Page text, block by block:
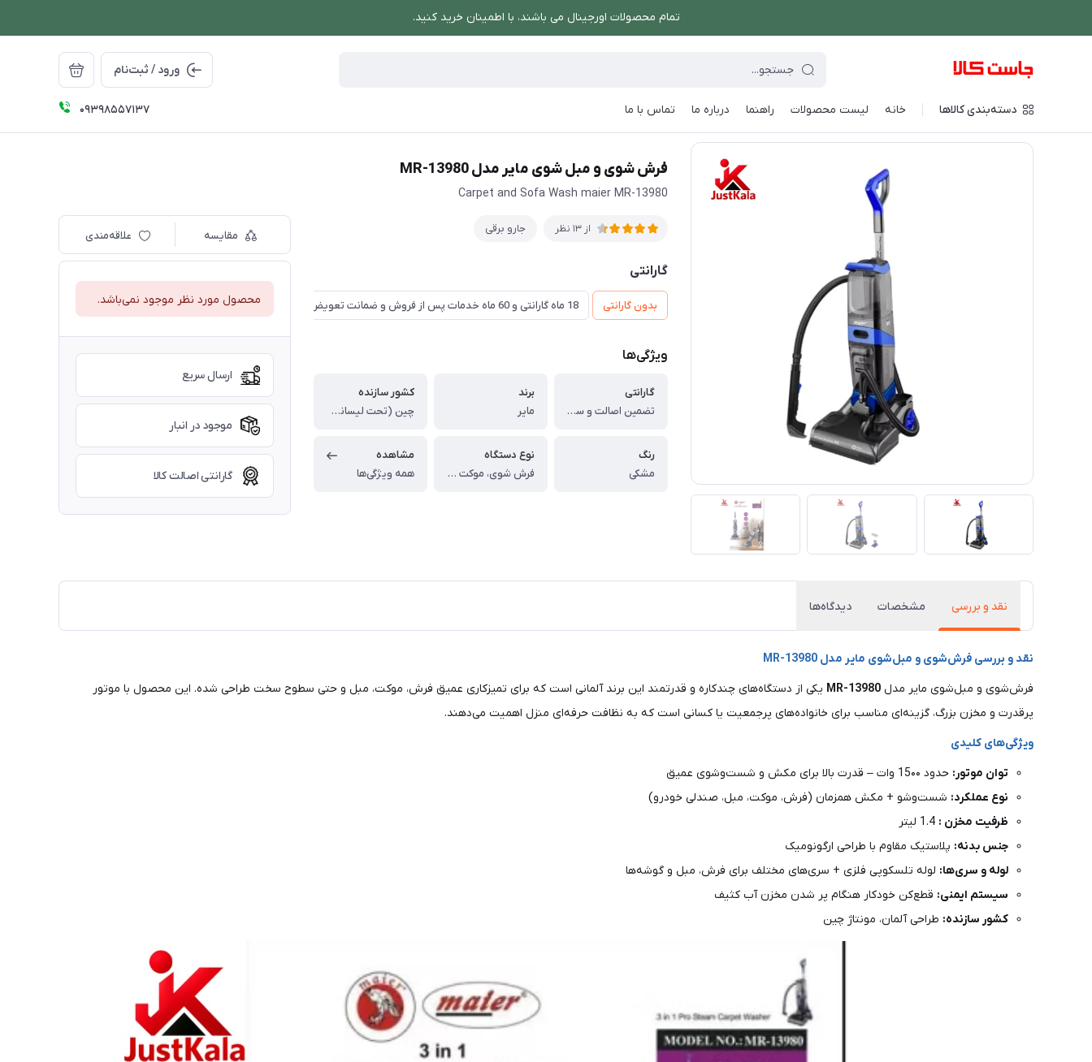
تمام محصولات اورجینال می باشند، با اطمینان خرید کنید.
ورود / ثبت‌نام
دسته‌بندی کالاها خانه لیست محصولات راهنما درباره ما تماس با ما 09398557137
فروشگاه اینترنتی جاست کالا شستشو و نظافت / جارو برقی فرش شوی و مبل شوی مایر مدل MR-13980
فرش شوی و مبل شوی مایر مدل MR-13980
Carpet and Sofa Wash maier MR-13980
از 13 نظر جارو برقی
گارانتی
بدون گارانتی 18 ماه گارانتی و 60 ماه خدمات پس از فروش و ضمانت تعویض
ویژگی‌ها
گارانتی
تضمین اصالت و سلامت کالا (اورجینال)
برند
مایر
کشور سازنده
چین (تحت لیسانس آلمان)
رنگ
مشکی
نوع دستگاه
فرش شوی، موکت و مبل و سرامیک
مشاهده
همه ویژگی‌ها
مقایسه علاقه‌مندی
محصول مورد نظر موجود نمی‌باشد.
ارسال سریع
موجود در انبار
گارانتی اصالت کالا
نقد و بررسی مشخصات دیدگاه‌ها
نقد و بررسی فرش‌شوی و مبل‌شوی مایر مدل MR-13980
فرش‌شوی و مبل‌شوی مایر مدل MR-13980 یکی از دستگاه‌های چندکاره و قدرتمند این برند آلمانی است که برای تمیزکاری عمیق فرش، موکت، مبل و حتی سطوح سخت طراحی شده. این محصول با موتور
پرقدرت و مخزن بزرگ، گزینه‌ای مناسب برای خانواده‌های پرجمعیت یا کسانی است که به نظافت حرفه‌ای منزل اهمیت می‌دهند.
ویژگی‌های کلیدی
توان موتور: حدود 15۰۰ وات – قدرت بالا برای مکش و شست‌وشوی عمیق
نوع عملکرد: شست‌وشو + مکش همزمان (فرش، موکت، مبل، صندلی خودرو)
ظرفیت مخزن :
جنس بدنه: پلاستیک مقاوم با طراحی ارگونومیک
لوله و سری‌ها: لوله تلسکوپی فلزی + سری‌های مختلف برای فرش، مبل و گوشه‌ها
سیستم ایمنی: قطع‌کن خودکار هنگام پر شدن مخزن آب کثیف
کشور سازنده: طراحی آلمان، مونتاژ چین